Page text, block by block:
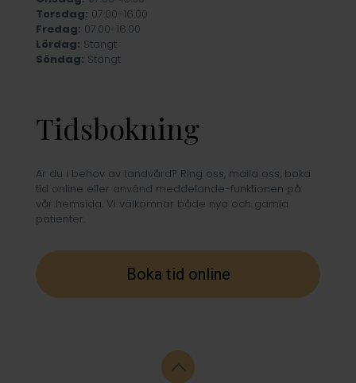
Torsdag: 07.00-16.00
Fredag: 07.00-16.00
Lördag: Stängt
Söndag: Stängt
Tidsbokning
Är du i behov av tandvård? Ring oss, maila oss, boka
tid online eller använd meddelande-funktionen på
vår hemsida. Vi välkomnar både nya och gamla
patienter.
Boka tid online